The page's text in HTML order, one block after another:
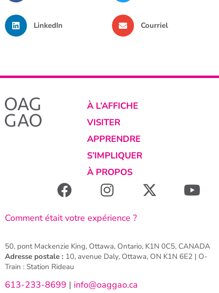
LinkedIn Courriel
À L’AFFICHE
VISITER
APPRENDRE
S’IMPLIQUER
À PROPOS
Comment était votre expérience ?
50, pont Mackenzie King, Ottawa, Ontario, K1N 0C5, CANADA
Adresse postale : 10, avenue Daly, Ottawa, ON K1N 6E2 | O-
Train : Station Rideau
613-233-8699 | info@oaggao.ca